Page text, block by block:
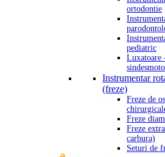
ortodontie
pediatric
Luxatoare
Instrumentar
(freze)
Freze de
Freze
Freze
carbura)
Seturi de